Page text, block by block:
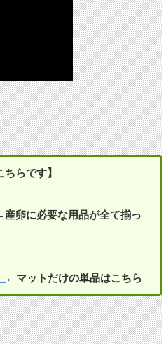
らです】
産卵に必要な用品が全て揃っ
←マットだけの単品はこちら